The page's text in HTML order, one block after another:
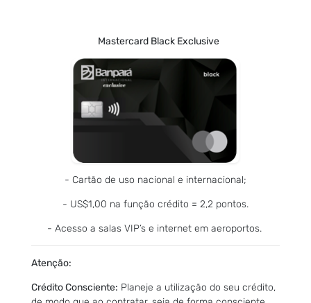
Mastercard Black Exclusive
- Cartão de uso nacional e internacional;
- US$1,00 na função crédito = 2,2 pontos.
- Acesso a salas VIP’s e internet em aeroportos.
Atenção:
Crédito Consciente: Planeje a utilização do seu crédito,